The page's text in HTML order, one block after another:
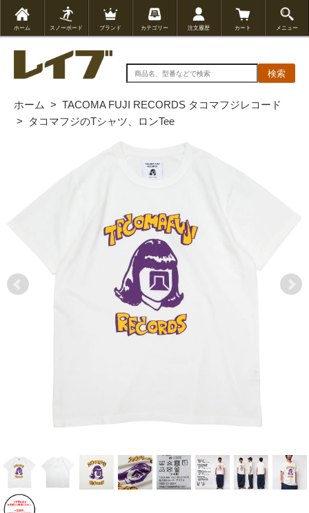
ホーム スノーボード ブランド カテゴリー 注文履歴 カート メニュー
検索
ホーム > TACOMA FUJI RECORDS タコマフジレコード
>
タコマフジのTシャツ、ロンTee